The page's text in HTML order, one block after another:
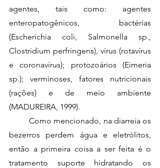
agentes, tais como: agentes
enteropatogênicos, bactérias
(Escherichia coli, Salmonella sp.,
Clostridium perfringens), vírus (rotavírus
e coronavírus); protozoários (Eimeria
sp.); verminoses, fatores nutricionais
(rações) e de meio ambiente
(MADUREIRA, 1999).
	Como mencionado, na diarreia os
bezerros perdem água e eletrólitos,
então a primeira coisa a ser feita é o
tratamento suporte hidratando os